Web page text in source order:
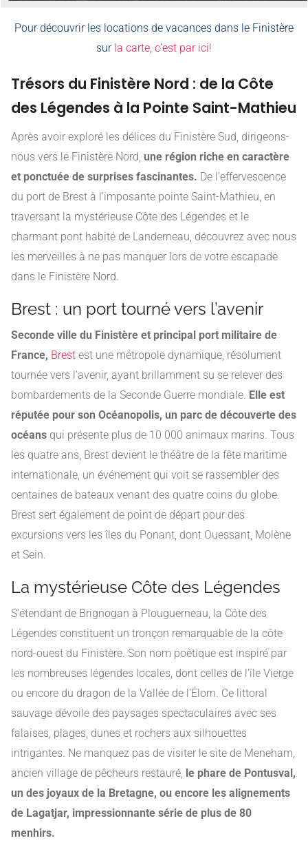
Pour découvrir les locations de vacances dans le Finistère
sur la carte, c’est par ici!
Trésors du Finistère Nord : de la Côte
des Légendes à la Pointe Saint-Mathieu
Après avoir exploré les délices du Finistère Sud, dirigeons-
nous vers le Finistère Nord, une région riche en caractère
et ponctuée de surprises fascinantes. De l’effervescence
du port de Brest à l’imposante pointe Saint-Mathieu, en
traversant la mystérieuse Côte des Légendes et le
charmant pont habité de Landerneau, découvrez avec nous
les merveilles à ne pas manquer lors de votre escapade
dans le Finistère Nord.
Brest : un port tourné vers l’avenir
Seconde ville du Finistère et principal port militaire de
France, Brest est une métropole dynamique, résolument
tournée vers l’avenir, ayant brillamment su se relever des
bombardements de la Seconde Guerre mondiale. Elle est
réputée pour son Océanopolis, un parc de découverte des
océans qui présente plus de 10 000 animaux marins. Tous
les quatre ans, Brest devient le théâtre de la fête maritime
internationale, un événement qui voit se rassembler des
centaines de bateaux venant des quatre coins du globe.
Brest sert également de point de départ pour des
excursions vers les îles du Ponant, dont Ouessant, Molène
et Sein.
La mystérieuse Côte des Légendes
S’étendant de Brignogan à Plouguerneau, la Côte des
Légendes constituent un tronçon remarquable de la côte
nord-ouest du Finistère. Son nom poétique est inspiré par
les nombreuses légendes locales, dont celles de l’île Vierge
ou encore du dragon de la Vallée de l’Élorn. Ce littoral
sauvage dévoile des paysages spectaculaires avec ses
falaises, plages, dunes et rochers aux silhouettes
intrigantes. Ne manquez pas de visiter le site de Meneham,
ancien village de pêcheurs restauré, le phare de Pontusval,
un des joyaux de la Bretagne, ou encore les alignements
de Lagatjar, impressionnante série de plus de 80
menhirs.